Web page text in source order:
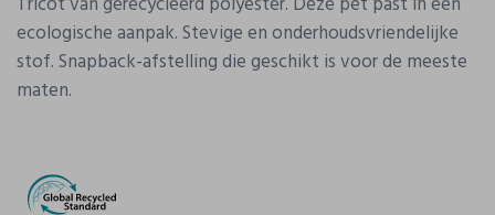
ecologische aanpak. Stevige en onderhoudsvriendelijke
stof. Snapback-afstelling die geschikt is voor de meeste
maten.